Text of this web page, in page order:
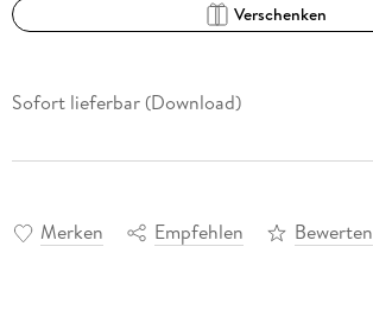
Verschenken
Sofort lieferbar (Download)
Merken Empfehlen Bewerten